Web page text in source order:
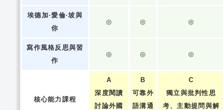
埃德加·愛倫·坡與
你
◎ ◎ ◎
寫作風格反思與習
作
◎ ◎ ◎
核心能力課程
A
深度閱讀
討論外國
B
可靠外
語溝通
C
獨立與批判性思
考、主動提問與解